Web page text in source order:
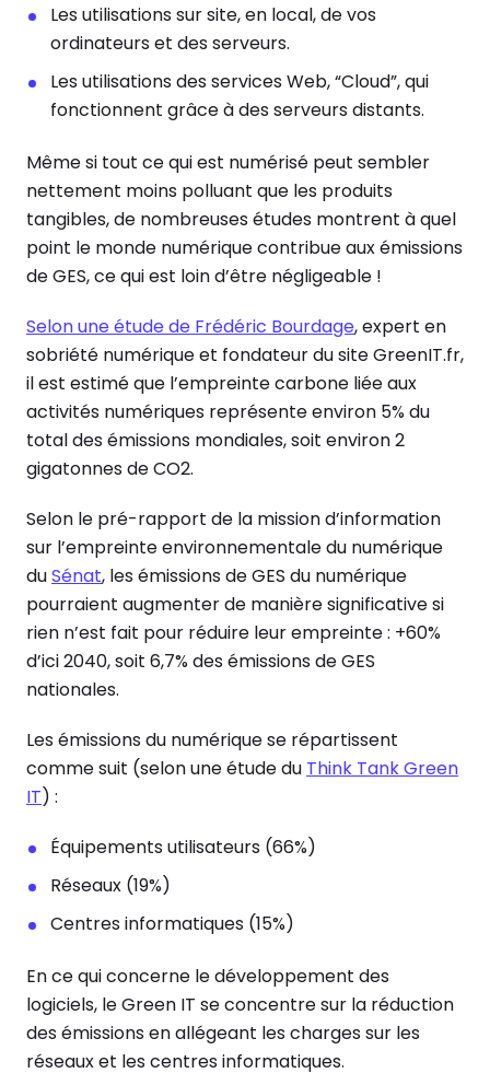
Les utilisations sur site, en local, de vos
ordinateurs et des serveurs.
Les utilisations des services Web, “Cloud”, qui
fonctionnent grâce à des serveurs distants.
Même si tout ce qui est numérisé peut sembler
nettement moins polluant que les produits
tangibles, de nombreuses études montrent à quel
point le monde numérique contribue aux émissions
de GES, ce qui est loin d’être négligeable !
Selon une étude de Frédéric Bourdage, expert en
sobriété numérique et fondateur du site GreenIT.fr,
il est estimé que l’empreinte carbone liée aux
activités numériques représente environ 5% du
total des émissions mondiales, soit environ 2
gigatonnes de CO2.
Selon le pré-rapport de la mission d’information
sur l’empreinte environnementale du numérique
duSénat, les émissions de GES du numérique
pourraient augmenter de manière significative si
rien n’est fait pour réduire leur empreinte : +60%
d’ici 2040, soit 6,7% des émissions de GES
nationales.
Les émissions du numérique se répartissent
comme suit (selon une étude du Think Tank Green
IT) :
Équipements utilisateurs (66%)
Réseaux (19%)
Centres informatiques (15%)
En ce qui concerne le développement des
logiciels, le Green IT se concentre sur la réduction
des émissions en allégeant les charges sur les
réseaux et les centres informatiques.